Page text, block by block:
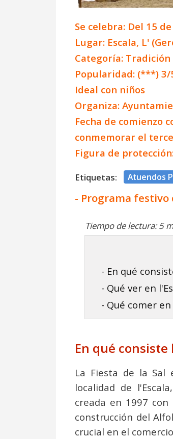
Se celebra: Del 15
Lugar: Escala, L'
Categoría: Tradición
Popularidad: (***) 3/
Ideal con niños
Organiza:
Fecha de comienzo
conmemorar el
Figura de
Etiquetas: Atuendos
- Programa festivo
Tiempo de lectura: 5
- En qué
- Qué ver en
- Qué comer en
En qué consiste
La Fiesta de la
localidad de
creada en 1997
construcción del
crucial en el